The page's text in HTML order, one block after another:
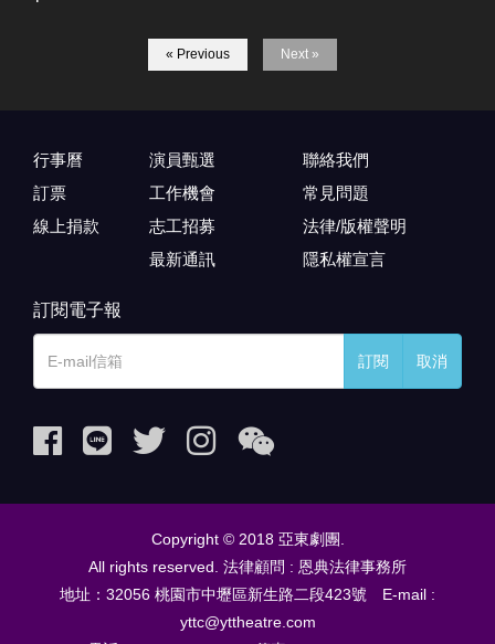
« Previous Next »
行事曆
訂票
線上捐款
演員甄選
工作機會
志工招募
最新通訊
聯絡我們
常見問題
法律/版權聲明
隱私權宣言
訂閱電子報
訂閱 取消
Copyright © 2018 亞東劇團.
All rights reserved. 法律顧問 : 恩典法律事務所
地址：32056 桃園市中壢區新生路二段423號 E-mail :
yttc@yttheatre.com